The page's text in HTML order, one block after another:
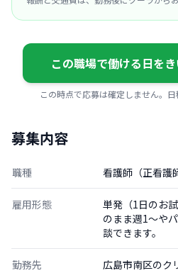
この職場で働ける日をき
この時点で応募は確定しません。
募集内容
職種 看護師（正看護
雇用形態
単発（1日のお
のまま週1〜や
談できます。
勤務先 広島市南区のク